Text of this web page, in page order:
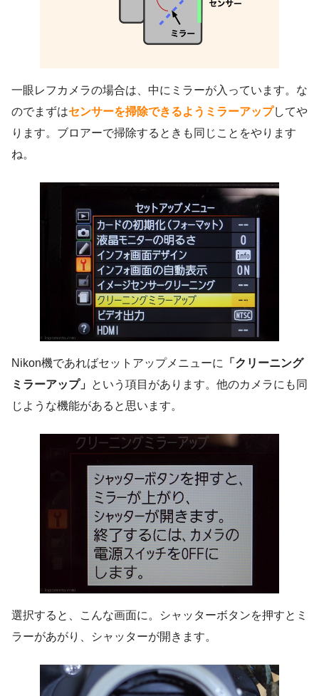
一眼レフカメラの場合は、中にミラーが入っています。な
のでまずはセンサーを掃除できるようミラーアップしてや
ります。ブロアーで掃除するときも同じことをやります
ね。
Nikon機であればセットアップメニューに 「クリーニング
ミラーアップ」 という項目があります。他のカメラにも同
じような機能があると思います。
選択すると、こんな画面に。シャッターボタンを押すとミ
ラーがあがり、シャッターが開きます。